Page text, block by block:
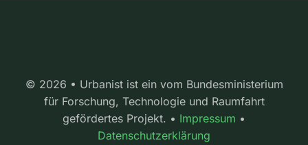
© 2026 • Urbanist ist ein vom Bundesministerium
für Forschung, Technologie und Raumfahrt
gefördertes Projekt. • Impressum •
Datenschutzerklärung